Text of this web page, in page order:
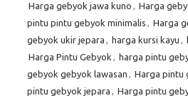
Harga gebyok jawa kuno , Harga
pintu pintu gebyok minimalis , Harga
gebyok ukir jepara , harga kursi kayu ,
Harga Pintu Gebyok , harga pintu
gebyok gebyok lawasan , Harga pintu
pintu gebyok jepara , Harga pintu